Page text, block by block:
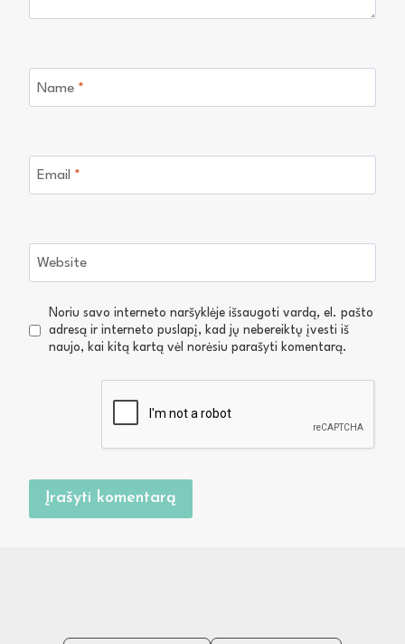
Name *
Email *
Website
Noriu savo interneto naršyklėje išsaugoti vardą, el. pašto
adresą ir interneto puslapį, kad jų nebereiktų įvesti iš
naujo, kai kitą kartą vėl norėsiu parašyti komentarą.